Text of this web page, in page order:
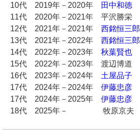
10代 2019年－2020年
田中和徳
11代 2020年－2021年 平沢勝栄
12代 2021年－2021年 西銘恒三郎
13代 2021年－2022年 西銘恒三郎
14代 2022年－2023年 秋葉賢也
15代 2022年－2023年 渡辺博道
16代 2023年－2024年 土屋品子
17代 2024年－2024年 伊藤忠彦
17代 2024年－2025年 伊藤忠彦
18代 2025年－ 牧原京夫